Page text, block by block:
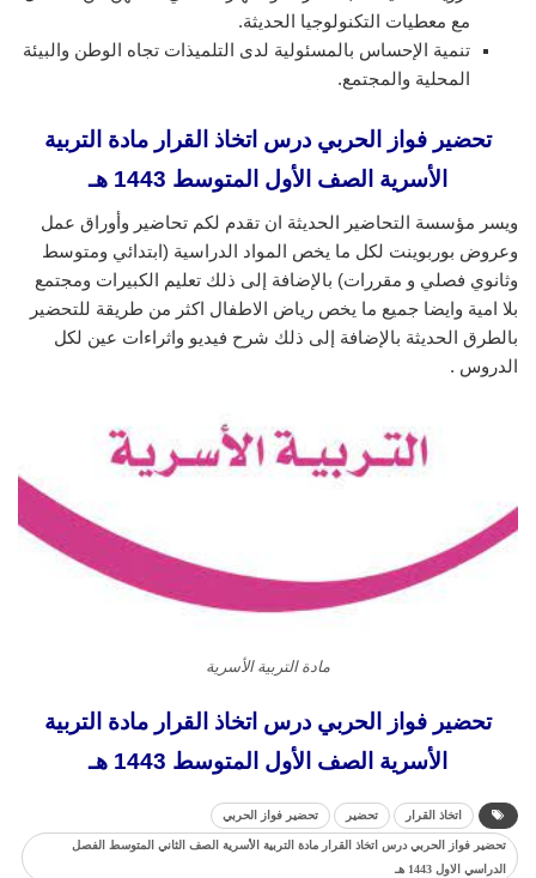
مع معطيات التكنولوجيا الحديثة.
تنمية الإحساس بالمسئولية لدى التلميذات تجاه الوطن والبيئة
المحلية والمجتمع.
تحضير فواز الحربي درس اتخاذ القرار مادة التربية
الأسرية الصف الأول المتوسط 1443 هـ
ويسر مؤسسة التحاضير الحديثة ان تقدم لكم تحاضير وأوراق عمل
وعروض بوربوينت لكل ما يخص المواد الدراسية (ابتدائي ومتوسط
وثانوي فصلي و مقررات) بالإضافة إلى ذلك تعليم الكبيرات ومجتمع
بلا امية وايضا جميع ما يخص رياض الاطفال اكثر من طريقة للتحضير
بالطرق الحديثة بالإضافة إلى ذلك شرح فيديو واثراءات عين لكل
الدروس .
مادة التربية الأسرية
تحضير فواز الحربي درس اتخاذ القرار مادة التربية
الأسرية الصف الأول المتوسط 1443 هـ
اتخاذ القرار تحضير تحضير فواز الحربي
تحضير فواز الحربي درس اتخاذ القرار مادة التربية الأسرية الصف الثاني المتوسط الفصل
الدراسي الاول 1443 هـ